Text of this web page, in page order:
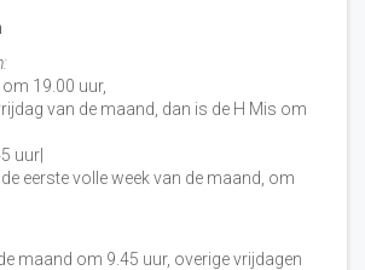
19.00 uur,
van de maand, dan is de H Mis om
uur|
eerste volle week van de maand, om
maand om 9.45 uur, overige vrijdagen